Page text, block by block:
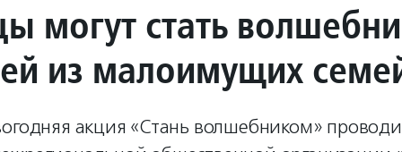
могут стать
из малоимущих
акция «Стань волшебником»